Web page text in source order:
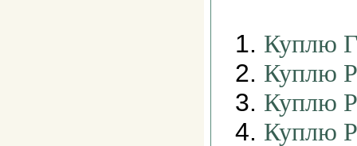
1. Куплю
2. Куплю
3. Куплю
4. Куплю